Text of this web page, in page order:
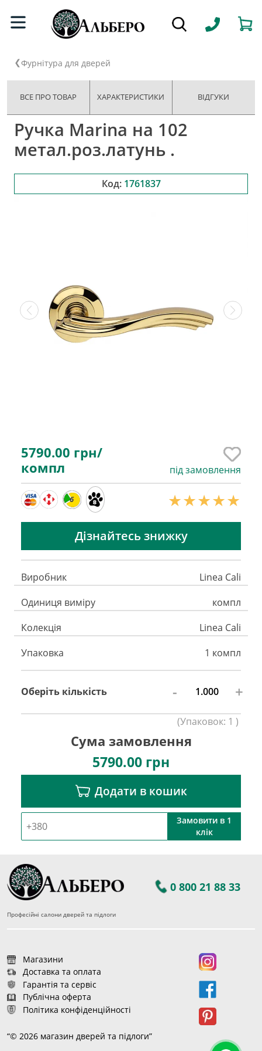
Фурнітура для дверей
ВСЕ ПРО ТОВАР ХАРАКТЕРИСТИКИ ВІДГУКИ
Ручка Marina на 102
метал.роз.латунь .
Код: 1761837
5790.00 грн/
компл
під замовлення
6
Дізнайтесь знижку
Виробник
Linea Cali
Одиниця виміру
компл
Колекція
Linea Cali
Упаковка
1 компл
Оберіть кількість - +
(Упаковок: 1 )
Сума замовлення
5790.00 грн
Додати в кошик
Замовити в 1
клік
0 800 21 88 33
Професійні салони дверей та підлоги
Магазини
Доставка та оплата
Гарантія та сервіс
Публічна оферта
Політика конфіденційності
“© 2026 магазин дверей та підлоги”